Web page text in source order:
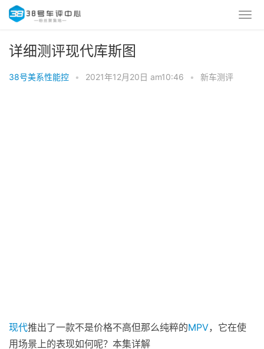
详细测评现代库斯图
38号美系性能控 • 2021年12月20日 am10:46 • 新车测评
现代推出了一款不是价格不高但那么纯粹的MPV，它在使
用场景上的表现如何呢？本集详解